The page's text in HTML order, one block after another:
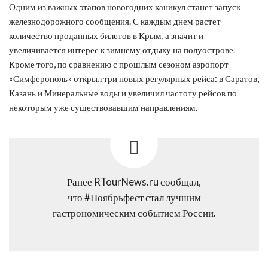
Одним из важных этапов новогодних каникул станет запуск
железнодорожного сообщения. С каждым днем растет
количество проданных билетов в Крым, а значит и
увеличивается интерес к зимнему отдыху на полуострове.
Кроме того, по сравнению с прошлым сезоном аэропорт
«Симферополь» открыл три новых регулярных рейса: в Саратов,
Казань и Минеральные воды и увеличил частоту рейсов по
некоторым уже существовавшим направлениям.
Ранее RTourNews.ru сообщал,
что #Ноябрьфест стал лучшим
гастрономическим событием России.